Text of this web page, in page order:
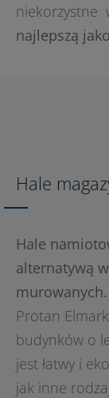
niekorzystne
najlepszą
Hale
Hale
alternatywą
murowanych.
Protan
budynków o
jest łatwy i
jak inne